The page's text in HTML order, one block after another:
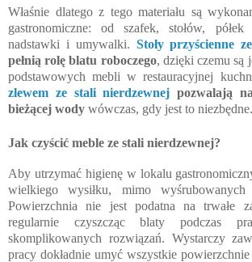
Właśnie dlatego z tego materiału są
gastronomiczne: od szafek, stołów,
nadstawki i umywalki. Stoły przyścienne
pełnią rolę blatu roboczego, dzięki czemu są
podstawowych mebli w restauracyjnej
zlewem ze stali nierdzewnej pozwalają
bieżącej wody wówczas, gdy jest to niezbędne.
Jak czyścić meble ze stali nierdzewnej?
Aby utrzymać higienę w lokalu
wielkiego wysiłku, mimo wyśrubowanych
Powierzchnia nie jest podatna na trwałe
regularnie czyszcząc blaty podczas
skomplikowanych rozwiązań. Wystarczy
pracy dokładnie umyć wszystkie